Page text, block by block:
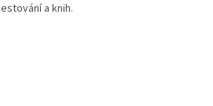
a knih.